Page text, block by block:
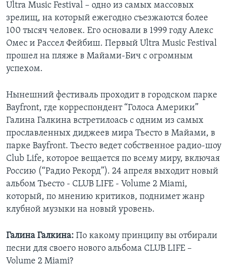
Ultra Music Festival – одно из самых массовых
зрелищ, на который ежегодно съезжаются более
100 тысяч человек. Его основали в 1999 году Алекс
Омес и Рассел Фейбиш. Первый Ultra Music Festival
прошел на пляже в Майами-Бич с огромным
успехом.
Нынешний фестиваль проходит в городском парке
Bayfront, где корреспондент “Голоса Америки”
Галина Галкина встретилоась с одним из самых
прославленных диджеев мира Тьесто в Майами, в
парке Bayfront. Тьесто ведет собственное радио-шоу
Club Life, которое вещается по всему миру, включая
Россию (“Радио Рекорд”). 24 апреля выходит новый
альбом Тьесто - CLUB LIFE - Volume 2 Miami,
который, по мнению критиков, поднимет жанр
клубной музыки на новый уровень.
Галина Галкина: По какому принципу вы отбирали
песни для своего нового альбома CLUB LIFE –
Volume 2 Miami?